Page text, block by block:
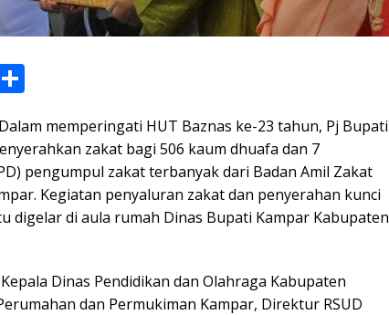
ar
e
Dalam memperingati HUT Baznas ke-23 tahun, Pj Bupati
zakat bagi 506 kaum dhuafa dan 7
pengumpul zakat terbanyak dari Badan Amil Zakat
Kegiatan penyaluran zakat dan penyerahan kunci
digelar di aula rumah Dinas Bupati Kampar Kabupaten
Dinas Pendidikan dan Olahraga Kabupaten
dan Permukiman Kampar, Direktur RSUD